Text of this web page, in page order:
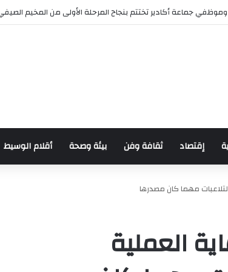
الذكرى السابعة والعشرين لعيد العرش المجيد
إقتصاد ثقافة وفن بيئة وصحة أقلام الوسيط
مهما كان مصدرها
العملية